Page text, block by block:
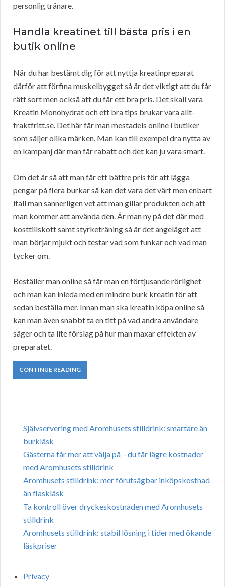
personlig tränare.
Handla kreatinet till bästa pris i en
butik online
När du har bestämt dig för att nyttja kreatinpreparat
därför att förfina muskelbygget så är det viktigt att du får
rätt sort men också att du får ett bra pris. Det skall vara
Kreatin Monohydrat och ett bra tips brukar vara allt-
fraktfritt.se. Det här får man mestadels online i butiker
som säljer olika märken. Man kan till exempel dra nytta av
en kampanj där man får rabatt och det kan ju vara smart.
Om det är så att man får ett bättre pris för att lägga
pengar på flera burkar så kan det vara det värt men enbart
ifall man sannerligen vet att man gillar produkten och att
man kommer att använda den. Är man ny på det där med
kosttillskott samt styrketräning så är det angeläget att
man börjar mjukt och testar vad som funkar och vad man
tycker om.
Beställer man online så får man en förtjusande rörlighet
och man kan inleda med en mindre burk kreatin för att
sedan beställa mer. Innan man ska kreatin köpa online så
kan man även snabbt ta en titt på vad andra användare
säger och ta lite förslag på hur man maxar effekten av
preparatet.
CONTINUE READING
Självservering med Aromhusets stilldrink: smartare än
burkläsk
Gästerna får mer att välja på – du får lägre kostnader
med Aromhusets stilldrink
Aromhusets stilldrink: mer förutsägbar inköpskostnad
än flaskläsk
Ta kontroll över dryckeskostnaden med Aromhusets
stilldrink
Aromhusets stilldrink: stabil lösning i tider med ökande
läskpriser
Privacy